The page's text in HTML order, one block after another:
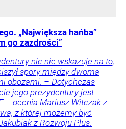
„Największa hańba”
go zazdrości”
nic nie wskazuje na to,
spory między dwoma
obozami. – Dotychczas
jego prezydentury jest
– ocenia Mariusz Witczak z
z której możemy być
z Rozwoju Plus.